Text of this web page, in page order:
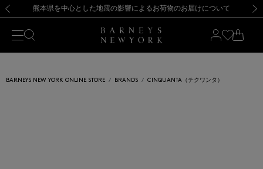
新規登録のお客様も対象！＜MY BARNEYS＞会員のお客様は11,000円（税込）以上のお買上げで常時送料無料！お買い物の際は会員登録を！
【夏季休業に伴う返品・交換承り一時停止のお知らせ】（2026.8.5）
熊本県を中心とした地震の影響によるお荷物のお届けについて
【開催中】SUMMER SALEのご案内・ご注意事項 新規登録のお客様も対象！＜MY BARNEYS＞会員のお客様は11,000円（税込）以上のお買上げで常時送料無料！お買い物の際は会員登録を！
【夏季休業に伴う返品・交換承り一時停止のお知らせ】（2026.8.5）
BARNEYS NEW YORK ONLINE STORE BRANDS CINQUANTA（チクワンタ）